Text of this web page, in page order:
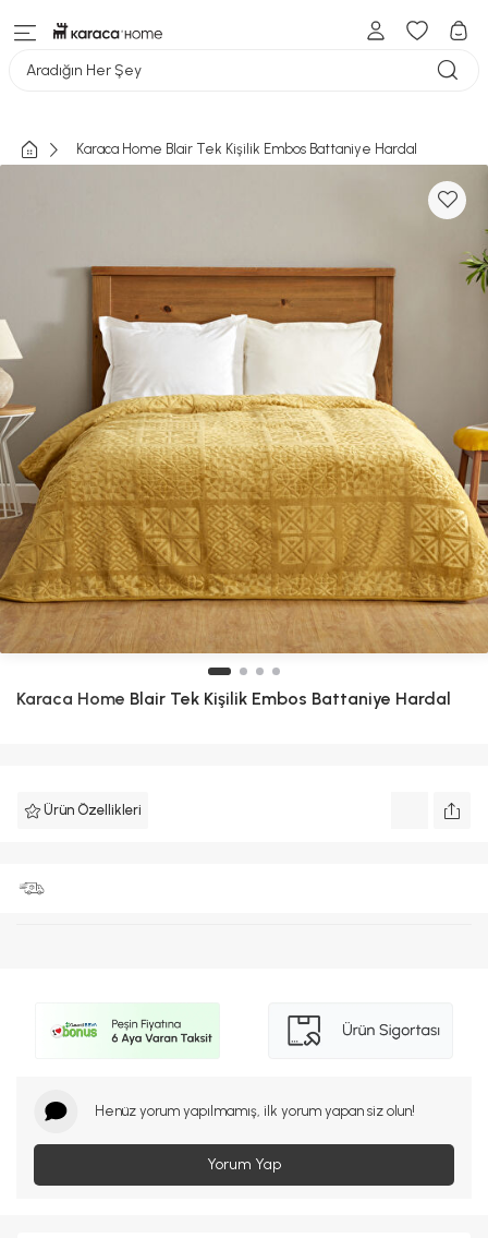
Aradığın Her Şey
Karaca Home Blair Tek Kişilik Embos Battaniye Hardal
Karaca Home Blair Tek Kişilik Embos Battaniye Hardal
Ürün Özellikleri
Henüz yorum yapılmamış, ilk yorum yapan siz olun!
Yorum Yap